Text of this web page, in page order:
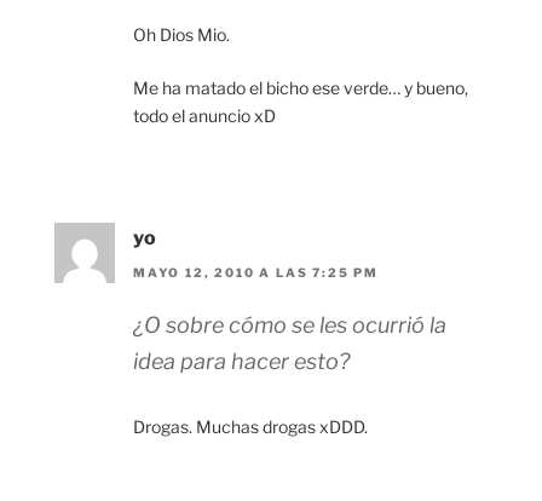
Oh Dios Mio.
Me ha matado el bicho ese verde… y bueno,
todo el anuncio xD
yo
MAYO 12, 2010 A LAS 7:25 PM
¿O sobre cómo se les ocurrió la
idea para hacer esto?
Drogas. Muchas drogas xDDD.